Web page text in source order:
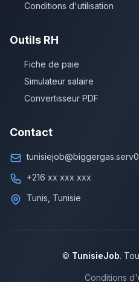
Conditions d'utilisation
Outils RH
Fiche de paie
Simulateur salaire
Convertisseur PDF
Contact
+216 xx xxx xxx
Tunis, Tunisie
© TunisieJob.
Conditions